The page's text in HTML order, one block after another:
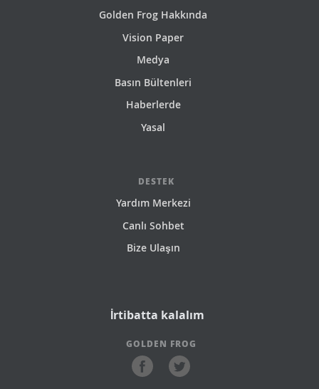
Golden Frog Hakkında
Vision Paper
Medya
Basın Bültenleri
Haberlerde
Yasal
DESTEK
Yardım Merkezi
Canlı Sohbet
Bize Ulaşın
İrtibatta kalalım
GOLDEN FROG